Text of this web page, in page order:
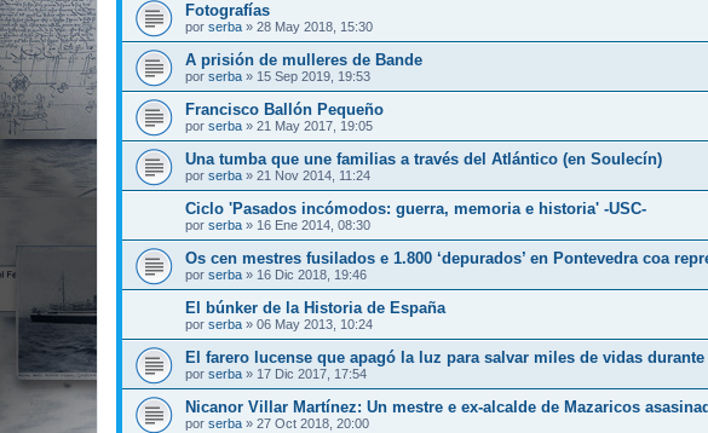
Fotografías
por serba » 28 May 2018, 15:30
A prisión de mulleres de Bande
por serba » 15 Sep 2019, 19:53
Francisco Ballón Pequeño
por serba » 21 May 2017, 19:05
Una tumba que une familias a través del Atlántico (en Soulecín)
por serba » 21 Nov 2014, 11:24
Ciclo 'Pasados incómodos: guerra, memoria e historia' -USC-
por serba » 16 Ene 2014, 08:30
Os cen mestres fusilados e 1.800 ‘depurados’ en Pontevedra coa
por serba » 16 Dic 2018, 19:46
El búnker de la Historia de España
por serba » 06 May 2013, 10:24
El farero lucense que apagó la luz para salvar miles de vidas durante
por serba » 17 Dic 2017, 17:54
Nicanor Villar Martínez: Un mestre e ex-alcalde de Mazaricos
por serba » 27 Oct 2018, 20:00